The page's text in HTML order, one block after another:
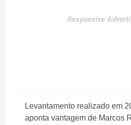
Responsive
Levantamento realizado em
aponta vantagem de Marcos